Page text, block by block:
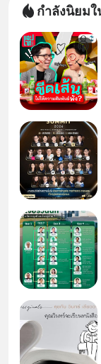
กำลังนิยม